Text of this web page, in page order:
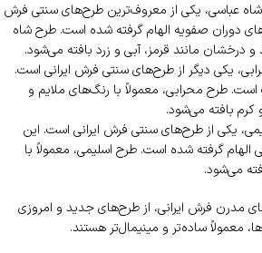
عباسی، یکی از معروف‌ترین طرح‌های سنتی فرش
دوران صفویه الهام گرفته شده است. طرح شاه
و درخشان مانند قرمز، آبی و زرد بافته می‌شود.
یکی دیگر از طرح‌های سنتی فرش ایرانی است.
طرح محرابی، معمولاً با رنگ‌های ملایم و
بافته می‌شود.
یکی از طرح‌های سنتی فرش ایرانی است. این
الهام گرفته شده است. طرح اسلیمی، معمولاً با
می‌شود.
فرش ایرانی، از طرح‌های جدید و امروزی
معمولاً ساده‌تر و مینیمال‌تر هستند.